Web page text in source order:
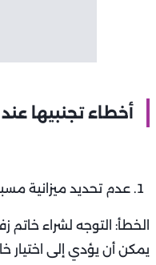
أخطاء تجنبيها
عدم تحديد ميزانية
الخطأ: التوجه لشراء
يمكن أن يؤدي إلى اختيار